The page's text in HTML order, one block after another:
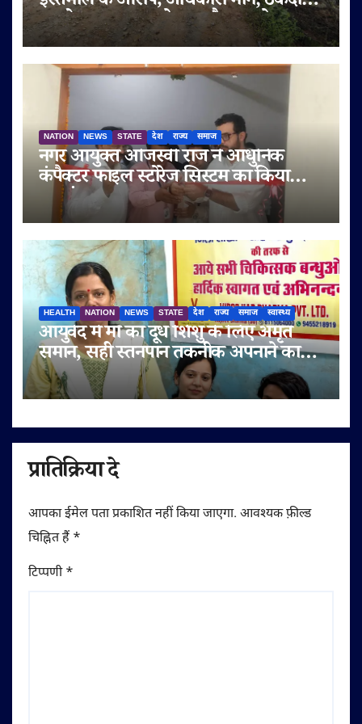
पर दोबारा गुणवत्ता से समझौता करने का
आरोप
NATION NEWS STATE देश राज्य समाज
नगर आयुक्त ओजस्वी राज ने आधुनिक
कंपैक्टर फाइल स्टोरेज सिस्टम का किया
शुभारंभ
HEALTH NATION NEWS STATE देश राज्य समाज स्वास्थ्य
आयुर्वेद में माँ का दूध शिशु के लिए अमृत
समान, सही स्तनपान तकनीक अपनाने का
आह्वान
प्रातिक्रिया दे
आपका ईमेल पता प्रकाशित नहीं किया जाएगा. आवश्यक फ़ील्ड
चिह्नित हैं *
टिप्पणी*